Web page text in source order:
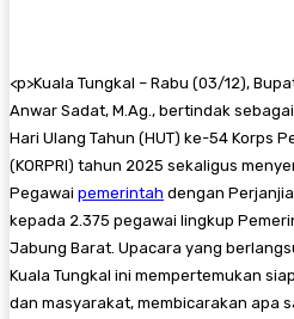
<p>Kuala Tungkal – Rabu (03/12),
Anwar Sadat, M.Ag., bertindak
Hari Ulang Tahun (HUT) ke-54 Korps
(KORPRI) tahun 2025 sekaligus
Pegawai pemerintah dengan
kepada 2.375 pegawai lingkup
Jabung Barat. Upacara yang
Kuala Tungkal ini mempertemukan
dan masyarakat, membicarakan apa